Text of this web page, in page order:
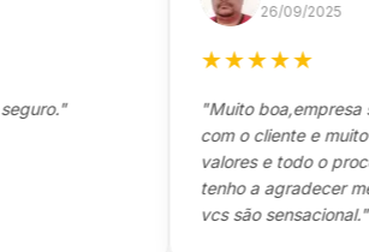
26/09/2025
★★★
"Muito boa,empresa séria
com o cliente e muito
valores e todo o
tenho a agradecer
vcs são sensacional."